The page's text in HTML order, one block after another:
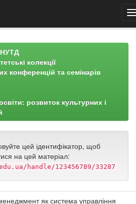
колекції
конференцій та семінарів
розвиток культурних і
цей ідентифікатор, щоб
на цей матеріал:
handle/123456789/33287
як система управління